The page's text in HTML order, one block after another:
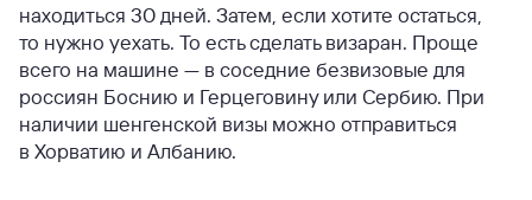
находиться 30 дней. Затем, если хотите остаться,
то нужно уехать. То есть сделать визаран. Проще
всего на машине — в соседние безвизовые для
россиян Боснию и Герцеговину или Сербию. При
наличии шенгенской визы можно отправиться
в Хорватию и Албанию.